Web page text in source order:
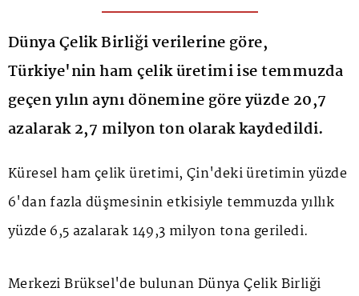
Dünya Çelik Birliği verilerine göre,
Türkiye'nin ham çelik üretimi ise temmuzda
geçen yılın aynı dönemine göre yüzde 20,7
azalarak 2,7 milyon ton olarak kaydedildi.
Küresel ham çelik üretimi, Çin'deki üretimin yüzde
6'dan fazla düşmesinin etkisiyle temmuzda yıllık
yüzde 6,5 azalarak 149,3 milyon tona geriledi.
Merkezi Brüksel'de bulunan Dünya Çelik Birliği